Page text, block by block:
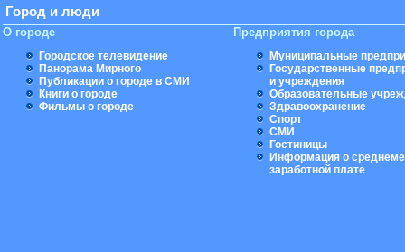
Город и люди
О городе
Городское телевидение
Панорама Мирного
Публикации о городе в СМИ
Книги о городе
Фильмы о городе
Предприятия города
Муниципальные
Государственные
и учреждения
Образовательные
Здравоохранение
Спорт
СМИ
Гостиницы
Информация о
заработной плате